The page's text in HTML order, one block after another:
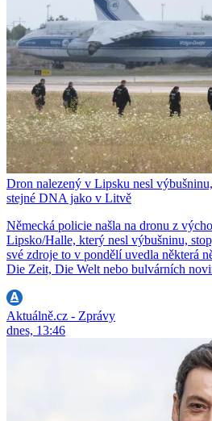
Dron nalezený v Lipsku nesl
stejné DNA jako v Litvě
Německá policie našla na dronu z
Lipsko/Halle, který nesl výbušninu,
své zdroje to v pondělí uvedla některá
Die Zeit, Die Welt nebo bulvárních
Aktuálně.cz - Zprávy
dnes, 13:46